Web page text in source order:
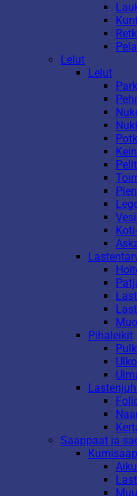
Lelut
Lelut
Pihaleikit
Saappaat ja